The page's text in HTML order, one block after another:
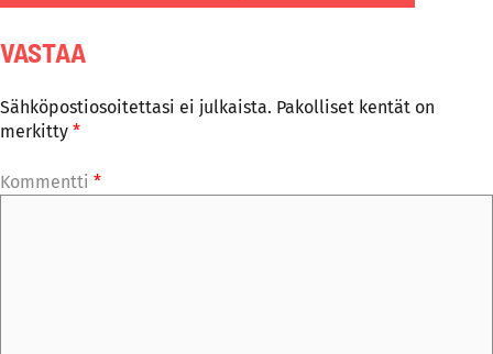
VASTAA
Sähköpostiosoitettasi ei julkaista. Pakolliset kentät on
merkitty *
Kommentti *